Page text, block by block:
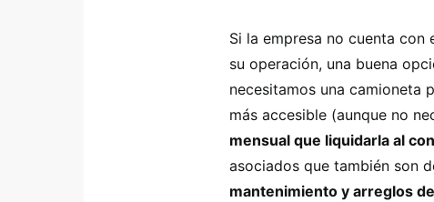
Si la empresa no cuenta
su operación, una buena
necesitamos una camioneta
más accesible (aunque no
mensual que liquidarla al
asociados que también son
mantenimiento y arreglos